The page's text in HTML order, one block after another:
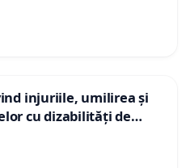
injuriile, umilirea și
cu dizabilități de